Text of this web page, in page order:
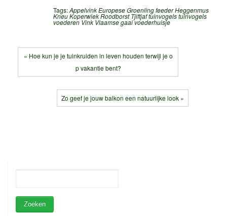
Tags:AppelvinkEuropese GroenlingfeederHeggenmus
KneuKoperwiekRoodborst Tjiftjaftuinvogelstuinvogels
voederen Vink Vlaamse gaaivoederhuisje
« Hoe kun je je tuinkruiden in leven houden terwijl je o
p vakantie bent?
Zo geef je jouw balkon een natuurlijke look »